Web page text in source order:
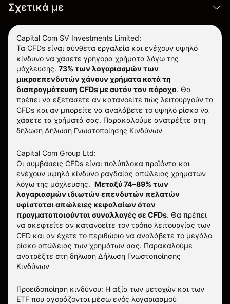
Σχετικά με
Capital Com SV Investments Limited:
Τα CFDs είναι σύνθετα εργαλεία και ενέχουν υψηλό
κίνδυνο να χάσετε γρήγορα χρήματα λόγω της
μόχλευσης. 73% των λογαριασμών των
μικροεπενδυτών χάνουν χρήματα κατά τη
διαπραγμάτευση CFDs με αυτόν τον πάροχο. Θα
πρέπει να εξετάσετε αν κατανοείτε πώς λειτουργούν τα
CFDs και αν μπορείτε να αναλάβετε το υψηλό ρίσκο να
χάσετε τα χρήματά σας. Παρακαλούμε ανατρέξτε στη
δήλωση Δήλωση Γνωστοποίησης Κινδύνων
Capital Com Group Ltd:
Οι συμβάσεις CFDs είναι πολύπλοκα προϊόντα και
ενέχουν υψηλό κίνδυνο ραγδαίας απώλειας χρημάτων
λόγω της μόχλευσης. Μεταξύ 74–89% των
λογαριασμών ιδιωτών επενδυτών πελατών
υφίσταται απώλειες κεφαλαίων όταν
πραγματοποιούνται συναλλαγές σε CFDs. Θα πρέπει
να σκεφτείτε αν κατανοείτε τον τρόπο λειτουργίας των
CFD και αν έχετε το περιθώριο να αναλάβετε το μεγάλο
ρίσκο απώλειας των χρημάτων σας. Παρακαλούμε
ανατρέξτε στη δήλωση Δήλωση Γνωστοποίησης
Κινδύνων
Προειδοποίηση κινδύνου: Η αξία των μετοχών και των
ETF που αγοράζονται μέσω ενός λογαριασμού